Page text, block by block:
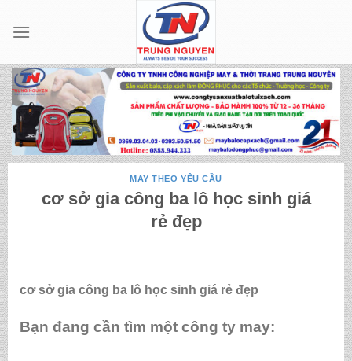
MAY THEO YÊU CẦU
cơ sở gia công ba lô học sinh giá
rẻ đẹp
cơ sở gia công ba lô học sinh giá rẻ đẹp
Bạn đang cần tìm một công ty may: